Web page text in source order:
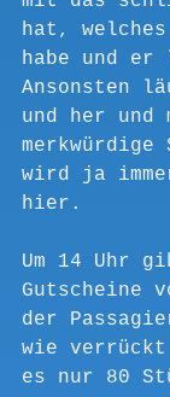
hat,
habe und
Ansonsten
und her und
merkwürdige
wird ja
hier.
Um 14 Uhr
Gutscheine
der
wie
es nur 80